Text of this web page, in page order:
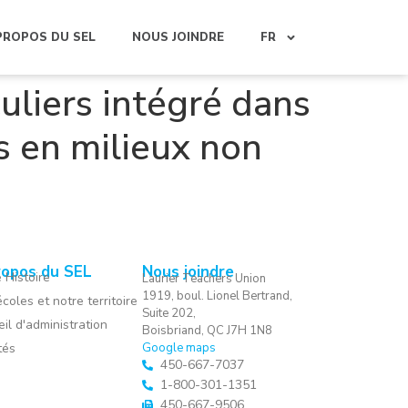
DU SEL NOUS JOINDRE FR
intégré dans
en milieux non
du SEL
Histoire
et notre territoire
d'administration
Nous joindre
Laurier Teachers Union
1919, boul. Lionel Bertrand,
Suite 202,
Boisbriand, QC J7H 1N8
Google maps
450-667-7037
1-800-301-1351